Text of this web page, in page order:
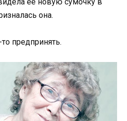
она.
предпринять.